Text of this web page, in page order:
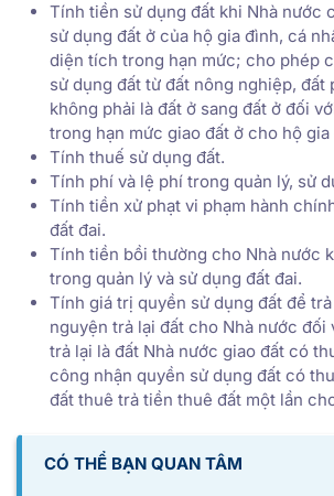
Tính tiền sử dụng đất khi Nhà nước
sử dụng đất ở của hộ gia đình, cá
diện tích trong hạn mức; cho phép
sử dụng đất từ đất nông nghiệp, đất
không phải là đất ở sang đất ở đối
trong hạn mức giao đất ở cho hộ gia
Tính thuế sử dụng đất.
Tính phí và lệ phí trong quản lý, sử
Tính tiền xử phạt vi phạm hành
đất đai.
Tính tiền bồi thường cho Nhà nước
trong quản lý và sử dụng đất đai.
Tính giá trị quyền sử dụng đất để
nguyện trả lại đất cho Nhà nước đối
trả lại là đất Nhà nước giao đất có
công nhận quyền sử dụng đất có
đất thuê trả tiền thuê đất một lần
CÓ THỂ BẠN QUAN TÂM